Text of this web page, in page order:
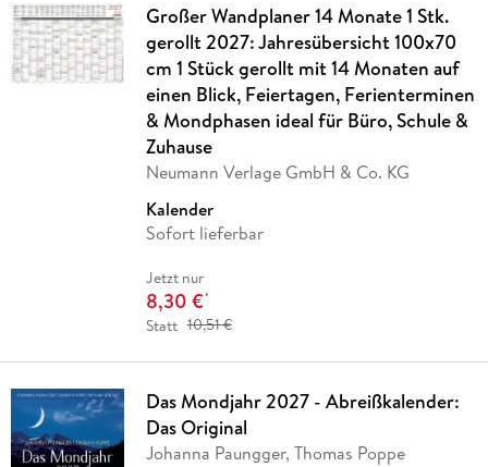
Großer Wandplaner 14 Monate 1 Stk.
gerollt 2027: Jahresübersicht 100x70
cm 1 Stück gerollt mit 14 Monaten auf
einen Blick, Feiertagen, Ferienterminen
& Mondphasen ideal für Büro, Schule &
Zuhause
Neumann Verlage GmbH & Co. KG
Kalender
Sofort lieferbar
Jetzt nur
8,30 €*
Statt 10,51 €
Das Mondjahr 2027 - Abreißkalender:
Das Original
Johanna Paungger, Thomas Poppe